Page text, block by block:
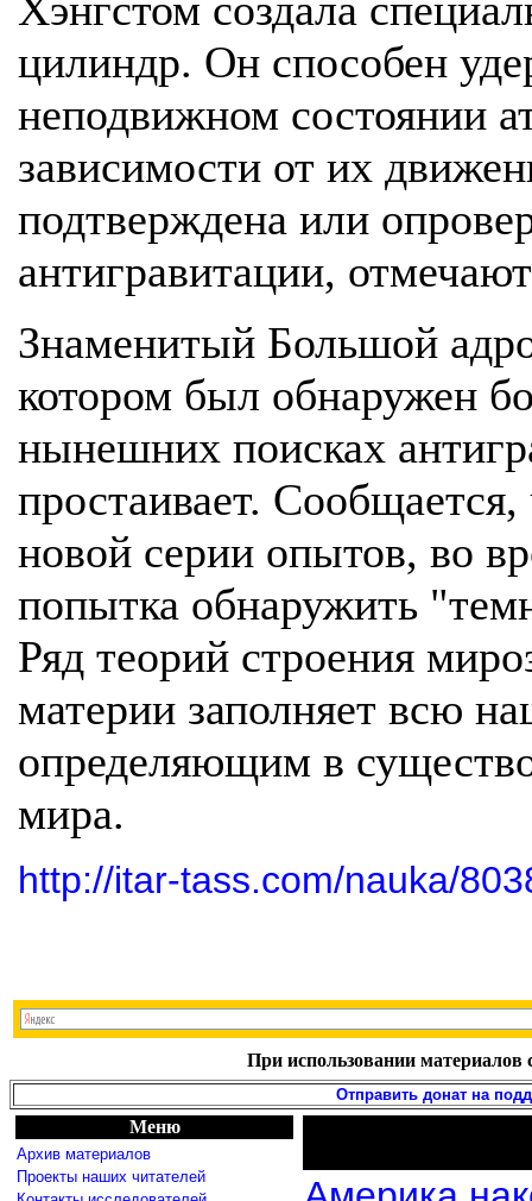
цилиндр. Он способен
неподвижном состоянии
зависимости от их
подтверждена или
антигравитации,
Знаменитый Большой
котором был обнаружен
нынешних поисках
простаивает.
новой серии опытов, во
попытка обнаружить
Ряд теорий строения
материи заполняет всю
определяющим в
мира.
http://itar-tass.com/nauka/
При использовании материалов
Отправить донат на
Меню
Архив материалов
Проекты наших читателей